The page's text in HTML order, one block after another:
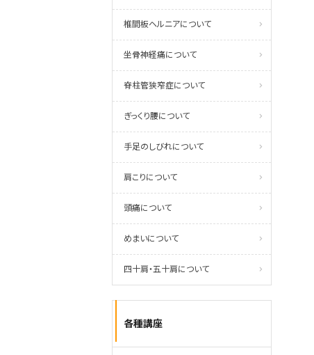
椎間板ヘルニアについて
坐骨神経痛について
脊柱管狭窄症について
ぎっくり腰について
手足のしびれについて
肩こりについて
頭痛について
めまいについて
四十肩・五十肩について
各種講座